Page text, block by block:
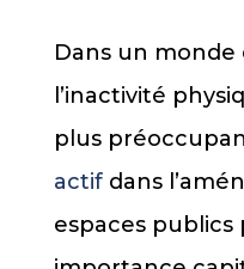
Dans un
l’inactivité
plus
actifdans
espaces publics